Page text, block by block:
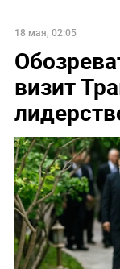
18 мая, 02:05
визит